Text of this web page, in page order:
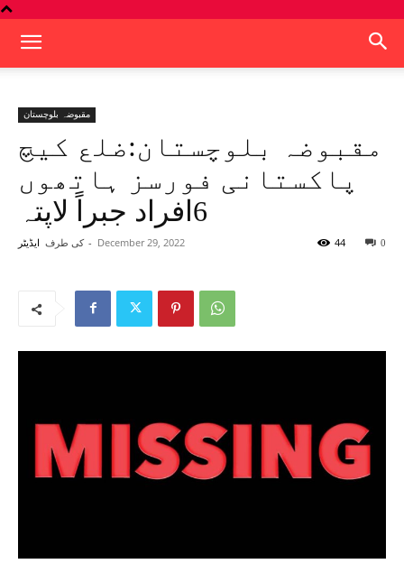
مقبوضہ بلوچستان
مقبوضہ بلوچستان:ضلع کیچ
پاکستانی فورسز ہاتھوں
6افراد جبراً لاپتہ
کی طرف ایڈیٹر - December 29, 2022 0
44